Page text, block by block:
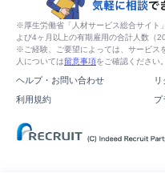
※厚生労働省「人材サービス総合サイト
よび4ヶ月以上の有期雇用の合計人数（
※ご経験、ご要望によっては、サービス
人については留意事項をご確認ください。
ヘルプ・お問い合わせ
利用規約
プ